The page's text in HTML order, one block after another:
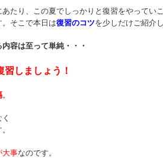
たり、この夏でしっかりと復習をやってい
そこで本日は復習のコツを少しだけご紹介
容は至って単純・・・
しましょう！
。
大事なのです。